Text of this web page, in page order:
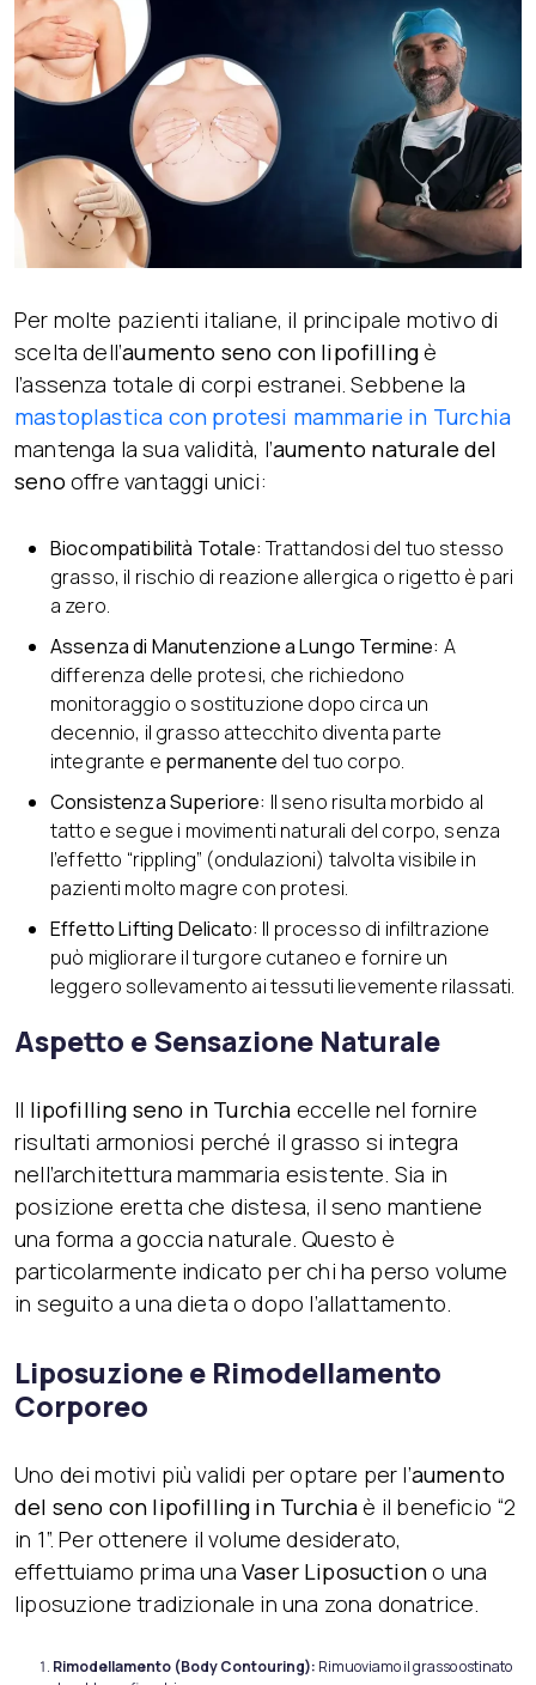
Per molte pazienti italiane, il principale motivo di
scelta dell’aumento seno con lipofillingè
l’assenza totale di corpi estranei. Sebbene la
mastoplastica con protesi mammarie in Turchia
mantenga la sua validità, l’aumento naturale del
seno offre vantaggi unici:
Biocompatibilità Totale:Trattandosi del tuo stesso
grasso, il rischio di reazione allergica o rigetto è pari
a zero.
Assenza di Manutenzione a Lungo Termine: A
differenza delle protesi, che richiedono
monitoraggio o sostituzione dopo circa un
decennio, il grasso attecchito diventa parte
integrante e permanente del tuo corpo.
Consistenza Superiore: Il seno risulta morbido al
tatto e segue i movimenti naturali del corpo, senza
l’effetto “rippling” (ondulazioni) talvolta visibile in
pazienti molto magre con protesi.
Effetto Lifting Delicato: Il processo di infiltrazione
può migliorare il turgore cutaneo e fornire un
leggero sollevamento ai tessuti lievemente rilassati.
Aspetto e Sensazione Naturale
Il lipofilling seno in Turchia eccelle nel fornire
risultati armoniosi perché il grasso si integra
nell’architettura mammaria esistente. Sia in
posizione eretta che distesa, il seno mantiene
una forma a goccia naturale. Questo è
particolarmente indicato per chi ha perso volume
in seguito a una dieta o dopo l’allattamento.
Liposuzione e Rimodellamento
Corporeo
Uno dei motivi più validi per optare per l’aumento
del seno con lipofilling in Turchiaè il beneficio “2
in 1”. Per ottenere il volume desiderato,
effettuiamo prima una Vaser Liposuctiono una
liposuzione tradizionale in una zona donatrice.
Rimodellamento (Body Contouring): Rimuoviamo il grasso ostinato